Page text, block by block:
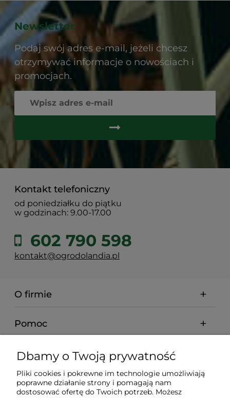
Newsletter
Podaj swój adres e-mail, jeżeli chcesz
otrzymywać informacje o nowościach i
promocjach.
Kontakt telefoniczny
od poniedziałku do piątku
w godzinach: 9.00-17.00
602 790 598
kontakt@ogrodolandia.pl
O firmie
Pomoc
Dostawa
Gwarancja i zwroty
Dbamy o Twoją prywatność
Pliki cookies i pokrewne im technologie umożliwiają
poprawne działanie strony i pomagają nam
dostosować ofertę do Twoich potrzeb. Możesz